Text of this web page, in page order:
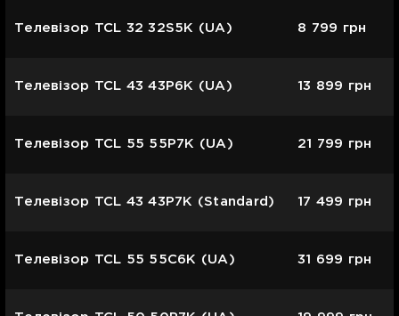
Телевізор TCL 32 32S5K (UA) 8 799 грн
Телевізор TCL 43 43P6K (UA) 13 899 грн
Телевізор TCL 55 55P7K (UA) 21 799 грн
Телевізор TCL 43 43P7K (Standard) 17 499 грн
Телевізор TCL 55 55C6K (UA) 31 699 грн